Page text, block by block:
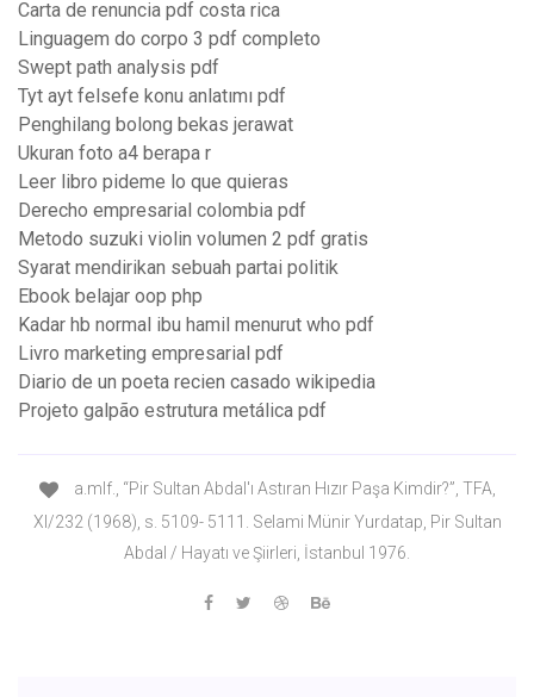
Carta de renuncia pdf costa rica
Linguagem do corpo 3 pdf completo
Swept path analysis pdf
Tyt ayt felsefe konu anlatımı pdf
Penghilang bolong bekas jerawat
Ukuran foto a4 berapa r
Leer libro pideme lo que quieras
Derecho empresarial colombia pdf
Metodo suzuki violin volumen 2 pdf gratis
Syarat mendirikan sebuah partai politik
Ebook belajar oop php
Kadar hb normal ibu hamil menurut who pdf
Livro marketing empresarial pdf
Diario de un poeta recien casado wikipedia
Projeto galpão estrutura metálica pdf
a.mlf., “Pir Sultan Abdal'ı Astıran Hızır Paşa Kimdir?”, TFA,
XI/232 (1968), s. 5109- 5111. Selami Münir Yurdatap, Pir Sultan
Abdal / Hayatı ve Şiirleri, İstanbul 1976.